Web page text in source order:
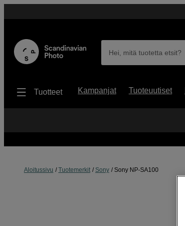
Hei, mitä tuotetta etsit?
Tuotteet Kampanjat Tuoteuutiset
Aloitussivu Tuotemerkit Sony Sony NP-SA100